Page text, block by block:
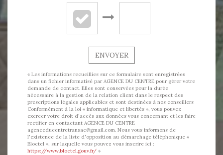
ENVOYER
« Les informations recueillies sur ce formulaire sont enregistrées
dans un fichier informatisé par AGENCE DU CENTRE pour gérer votre
demande de contact. Elles sont conservées pour la durée
nécessaire à la gestion de la relation client dans le respect des
prescriptions légales applicables et sont destinées à nos conseillers
Conformément à la loi « informatique et libertés », vous pouvez
exercer votre droit d'accès aux données vous concernant et les faire
rectifier en contactant AGENCE DU CENTRE
agenceducentretransac@gmail.com. Nous vous informons de
l'existence de la liste d'opposition au démarchage téléphonique «
Bloctel », sur laquelle vous pouvez vous inscrire ici :
https://www.bloctel.gouv.fr/ »